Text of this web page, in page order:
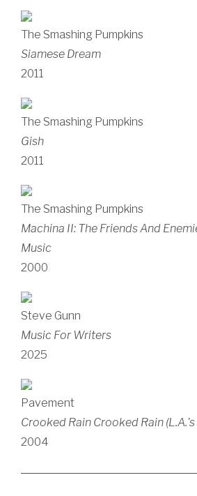
The Smashing Pumpkins
Siamese Dream
2011
The Smashing Pumpkins
Gish
2011
The Smashing Pumpkins
Machina II: The Friends And
Music
2000
Steve Gunn
Music For Writers
2025
Pavement
Crooked Rain Crooked Rain
2004